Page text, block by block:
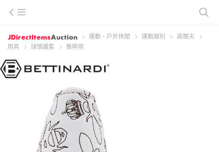
運動、戶外休閒 運動類別
高爾夫
用具
球頭護套 推桿用